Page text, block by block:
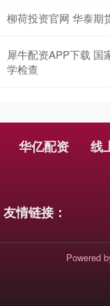
柳荷投资官网 华泰期
犀牛配资APP下载 国
学检查
华亿配资
线
友情链接：
Powered